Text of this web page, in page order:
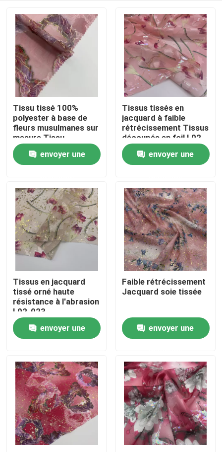
Accueil
A propos de nous
Contacts
Produits
Vidéos
Terry Fabric français
Tissu de laine polaire
Shell Fabric molle
Tissus de broderie en coton
Tissu tissé 100%
polyester à base de
fleurs musulmanes sur
mesure Tissu
jacquard à couleur
pure
envoyer une
Tissus tissés en
jacquard à faible
rétrécissement Tissus
découpés en foil L02-
026
envoyer une
Tissus en jacquard
tissé orné haute
résistance à l'abrasion
L02-023
envoyer une
Faible rétrécissement
Jacquard soie tissée
envoyer une